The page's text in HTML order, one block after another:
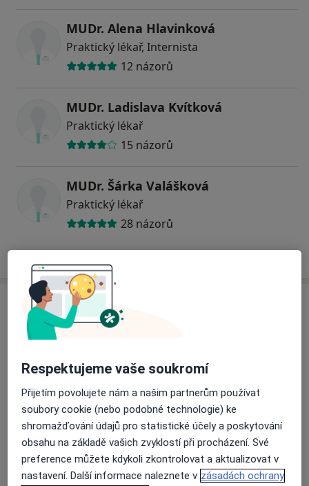
MUDr. Alena Hlavinková
Praktický lékař, Internista
12 názorů
MUDr. Ladislava Kvítková
Praktický lékař
15 názorů
MUDr. Šárka Valášková
Praktický lékař
28 názorů
Adresa
Poliklinika Palackého
Palackého 720/5, Praha 110 00
Pojištění
Oborová zdravotní pojišťovna
Revírní bratrská pokladna, zdravotní pojišťovna
Respektujeme vaše soukromí
Přijetím povolujete nám a našim partnerům používat
soubory cookie (nebo podobné technologie) ke
shromažďování údajů pro statistické účely a poskytování
obsahu na základě vašich zvyklostí při procházení. Své
preference můžete kdykoli zkontrolovat a aktualizovat v
nastavení. Další informace naleznete v zásadách ochrany